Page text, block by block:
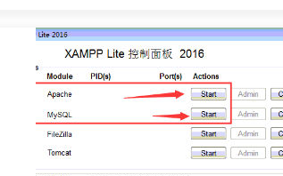
找到comments.php文件，在其中找到以下...
全文...